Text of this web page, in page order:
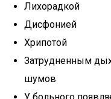
Лихорадкой
Дисфонией
Хрипотой
Затрудненным
шумов